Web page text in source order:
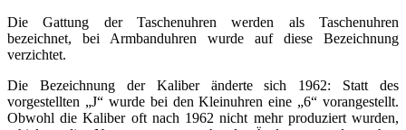
Die Gattung der Taschenuhren werden als Taschenuhren
bezeichnet, bei Armbanduhren wurde auf diese Bezeichnung
verzichtet.
Die Bezeichnung der Kaliber änderte sich 1962: Statt des
vorgestellten „J“ wurde bei den Kleinuhren eine „6“ vorangestellt.
Obwohl die Kaliber oft nach 1962 nicht mehr produziert wurden,